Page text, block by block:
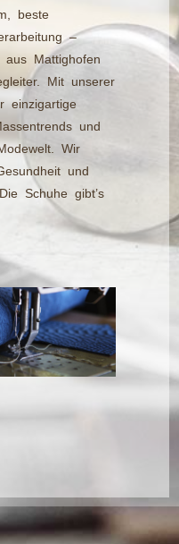
beste
–
aus Mattighofen
Mit unserer
einzigartige
und
Wir
und
Schuhe gibt’s